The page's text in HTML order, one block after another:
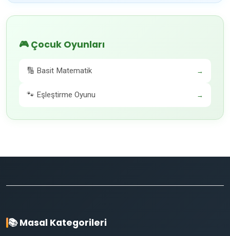
🎮 Çocuk Oyunları
🔢 Basit Matematik →
🐾 Eşleştirme Oyunu →
📚 Masal Kategorileri